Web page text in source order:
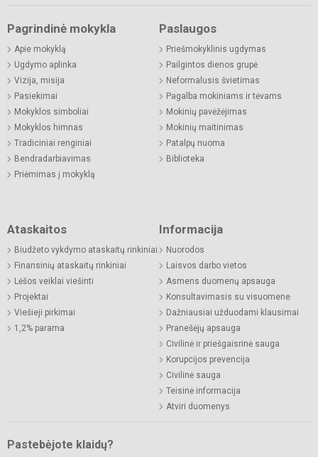
Pagrindinė mokykla
Apie mokyklą
Ugdymo aplinka
Vizija, misija
Pasiekimai
Mokyklos simboliai
Mokyklos himnas
Tradiciniai renginiai
Bendradarbiavimas
Priėmimas į mokyklą
Paslaugos
Priešmokyklinis ugdymas
Pailgintos dienos grupė
Neformalusis švietimas
Pagalba mokiniams ir tėvams
Mokinių pavėžėjimas
Mokinių maitinimas
Patalpų nuoma
Biblioteka
Ataskaitos
Biudžeto vykdymo ataskaitų rinkiniai
Finansinių ataskaitų rinkiniai
Lėšos veiklai viešinti
Projektai
Viešieji pirkimai
1,2% parama
Informacija
Nuorodos
Laisvos darbo vietos
Asmens duomenų apsauga
Konsultavimasis su visuomene
Dažniausiai užduodami klausimai
Pranešėjų apsauga
Civilinė ir priešgaisrinė sauga
Korupcijos prevencija
Civilinė sauga
Teisinė informacija
Atviri duomenys
Pastebėjote klaidų?